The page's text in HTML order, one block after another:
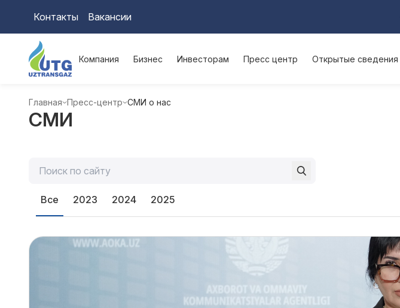
Контакты Вакансии
Компания Бизнес Инвесторам Пресс центр Открытые сведения
Главная Пресс-центр СМИ о нас
СМИ
Все 2023 2024 2025